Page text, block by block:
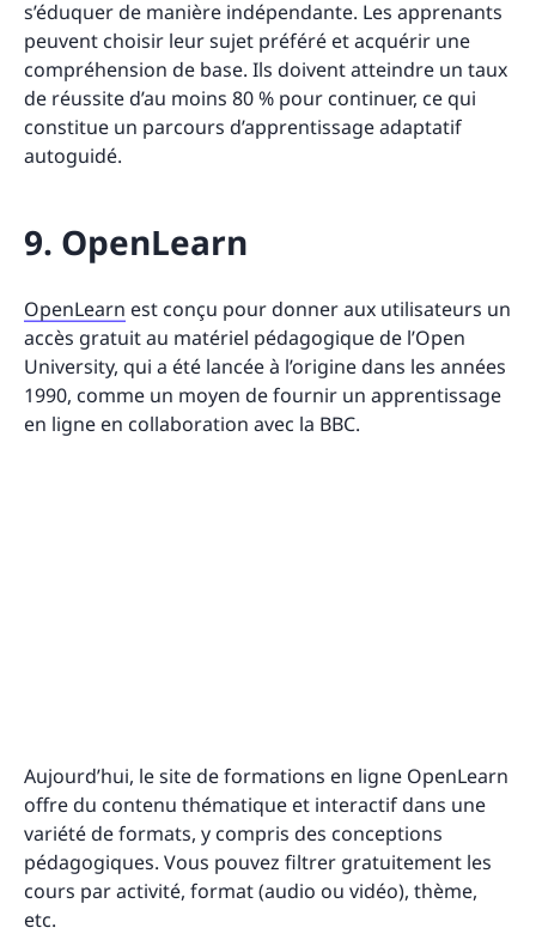
s’éduquer de manière indépendante. Les apprenants
peuvent choisir leur sujet préféré et acquérir une
compréhension de base. Ils doivent atteindre un taux
de réussite d’au moins 80 % pour continuer, ce qui
constitue un parcours d’apprentissage adaptatif
autoguidé.
9. OpenLearn
OpenLearn est conçu pour donner aux utilisateurs un
accès gratuit au matériel pédagogique de l’Open
University, qui a été lancée à l’origine dans les années
1990, comme un moyen de fournir un apprentissage
en ligne en collaboration avec la BBC.
Aujourd’hui, le site de formations en ligne OpenLearn
offre du contenu thématique et interactif dans une
variété de formats, y compris des conceptions
pédagogiques. Vous pouvez filtrer gratuitement les
cours par activité, format (audio ou vidéo), thème,
etc.